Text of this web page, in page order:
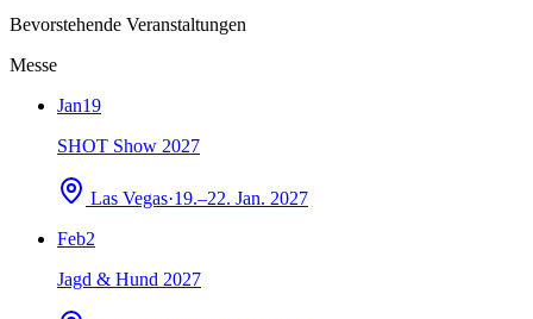
Bevorstehende Veranstaltungen
Messe
Jan19
SHOT Show 2027
Las Vegas·19.–22. Jan. 2027
Feb2
Jagd & Hund 2027